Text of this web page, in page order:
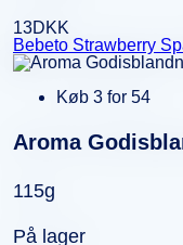
13DKK
Bebeto Strawberry
Køb 3 for 54
Aroma
115g
På lager